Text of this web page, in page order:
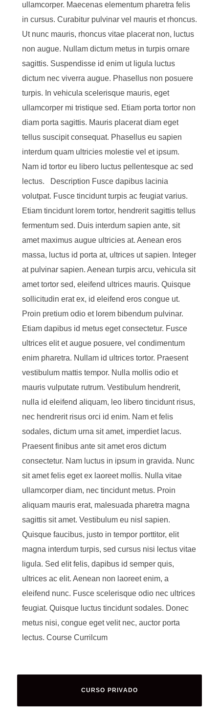
ullamcorper. Maecenas elementum pharetra felis
in cursus. Curabitur pulvinar vel mauris et rhoncus.
Ut nunc mauris, rhoncus vitae placerat non, luctus
non augue. Nullam dictum metus in turpis ornare
sagittis. Suspendisse id enim ut ligula luctus
dictum nec viverra augue. Phasellus non posuere
turpis. In vehicula scelerisque mauris, eget
ullamcorper mi tristique sed. Etiam porta tortor non
diam porta sagittis. Mauris placerat diam eget
tellus suscipit consequat. Phasellus eu sapien
interdum quam ultricies molestie vel et ipsum.
Nam id tortor eu libero luctus pellentesque ac sed
lectus. Description Fusce dapibus lacinia
volutpat. Fusce tincidunt turpis ac feugiat varius.
Etiam tincidunt lorem tortor, hendrerit sagittis tellus
fermentum sed. Duis interdum sapien ante, sit
amet maximus augue ultricies at. Aenean eros
massa, luctus id porta at, ultrices ut sapien. Integer
at pulvinar sapien. Aenean turpis arcu, vehicula sit
amet tortor sed, eleifend ultrices mauris. Quisque
sollicitudin erat ex, id eleifend eros congue ut.
Proin pretium odio et lorem bibendum pulvinar.
Etiam dapibus id metus eget consectetur. Fusce
ultrices elit et augue posuere, vel condimentum
enim pharetra. Nullam id ultrices tortor. Praesent
vestibulum mattis tempor. Nulla mollis odio et
mauris vulputate rutrum. Vestibulum hendrerit,
nulla id eleifend aliquam, leo libero tincidunt risus,
nec hendrerit risus orci id enim. Nam et felis
sodales, dictum urna sit amet, imperdiet lacus.
Praesent finibus ante sit amet eros dictum
consectetur. Nam luctus in ipsum in gravida. Nunc
sit amet felis eget ex laoreet mollis. Nulla vitae
ullamcorper diam, nec tincidunt metus. Proin
aliquam mauris erat, malesuada pharetra magna
sagittis sit amet. Vestibulum eu nisl sapien.
Quisque faucibus, justo in tempor porttitor, elit
magna interdum turpis, sed cursus nisi lectus vitae
ligula. Sed elit felis, dapibus id semper quis,
ultrices ac elit. Aenean non laoreet enim, a
eleifend nunc. Fusce scelerisque odio nec ultrices
feugiat. Quisque luctus tincidunt sodales. Donec
metus nisi, congue eget velit nec, auctor porta
lectus. Course Currilcum
CURSO PRIVADO